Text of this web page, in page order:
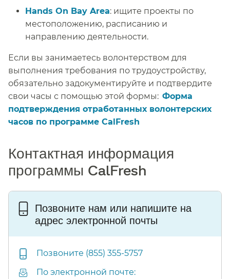
Hands On Bay Area: ищите проекты по
местоположению, расписанию и
направлению деятельности.
Если вы занимаетесь волонтерством для
выполнения требования по трудоустройству,
обязательно задокументируйте и подтвердите
свои часы с помощью этой формы:​​ Форма
подтверждения отработанных волонтерских
часов по программе CalFresh​​
Контактная информация
программы CalFresh​​
Позвоните нам или напишите на
адрес электронной почты​​
Позвоните (855) 355-5757​​
По электронной почте: